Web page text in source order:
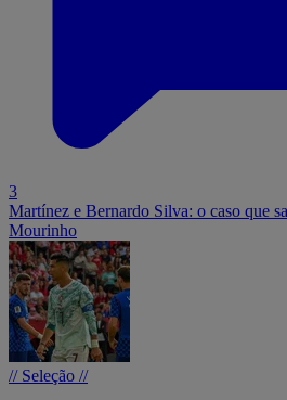
3
Martínez e Bernardo Silva: o caso que
Mourinho
// Seleção //